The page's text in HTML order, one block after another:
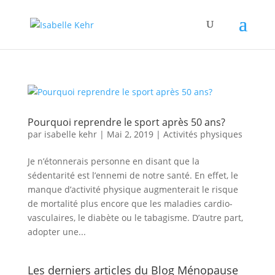
Pourquoi reprendre le sport après 50 ans?
par isabelle kehr| Mai 2, 2019| Activités physiques
Je n’étonnerais personne en disant que la
sédentarité est l’ennemi de notre santé. En effet, le
manque d’activité physique augmenterait le risque
de mortalité plus encore que les maladies cardio-
vasculaires, le diabète ou le tabagisme. D’autre part,
adopter une...
Les derniers articles du Blog Ménopause